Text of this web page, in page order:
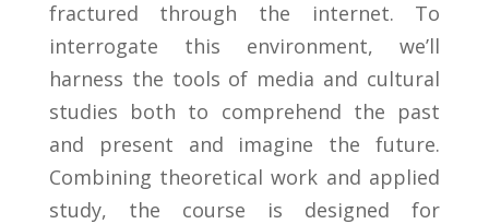
fractured through the internet. To
interrogate this environment, we’ll
harness the tools of media and cultural
studies both to comprehend the past
and present and imagine the future.
Combining theoretical work and applied
study, the course is designed for